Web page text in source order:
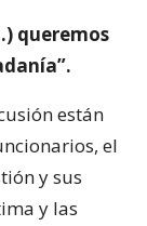
queremos
están
el
y sus
y las